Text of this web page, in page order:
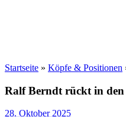
Startseite » Köpfe & Positionen
Ralf Berndt rückt in
28. Oktober 2025